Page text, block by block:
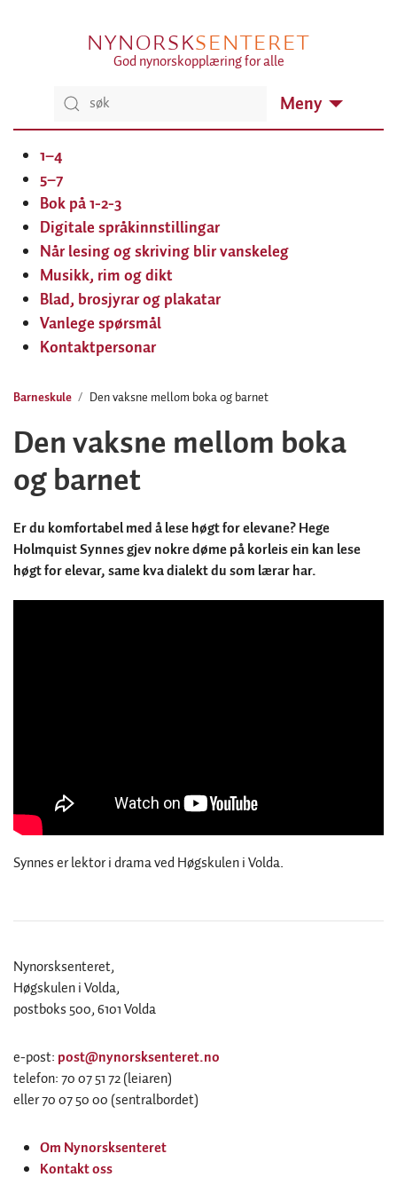
NYNORSKSENTERET
God nynorskopplæring for alle
Meny
1–4
5–7
Bok på 1-2-3
Digitale språkinnstillingar
Når lesing og skriving blir vanskeleg
Musikk, rim og dikt
Blad, brosjyrar og plakatar
Vanlege spørsmål
Kontaktpersonar
Barneskule Den vaksne mellom boka og barnet
Den vaksne mellom boka
og barnet
Er du komfortabel med å lese høgt for elevane? Hege
Holmquist Synnes gjev nokre døme på korleis ein kan lese
høgt for elevar, same kva dialekt du som lærar har.
Synnes er lektor i drama ved Høgskulen i Volda.
Nynorsksenteret,
Høgskulen i Volda,
postboks 500, 6101 Volda
e-post: post@nynorsksenteret.no
telefon: 70 07 51 72 (leiaren)
eller 70 07 50 00 (sentralbordet)
Om Nynorsksenteret
Kontakt oss